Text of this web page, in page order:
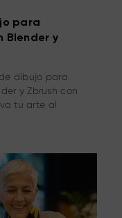
para
Blender y
dibujo para
y Zbrush con
tu arte al